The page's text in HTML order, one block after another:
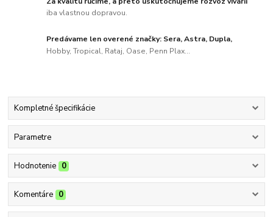
iba vlastnou dopravou.
Predávame len overené značky: Sera, Astra, Dupla,
Hobby, Tropical, Rataj, Oase, Penn Plax...
Kompletné špecifikácie
Parametre
Hodnotenie 0
Komentáre 0